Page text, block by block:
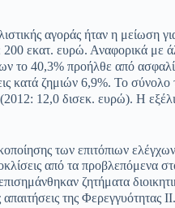
αγοράς ήταν η
200 εκατ. ευρώ. Αναφορικά
το 40,3% προήλθε από
κατά ζημιών 6,9%. Το
12,0 δισεκ. ευρώ). Η
των επιτόπιων
από τα προβλεπόμενα
ζητήματα
της Φερεγγυότητας ΙΙ.